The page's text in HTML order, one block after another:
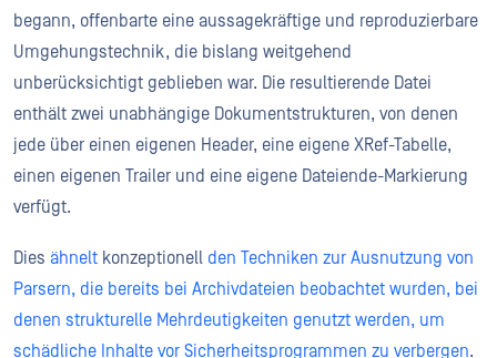
begann, offenbarte eine aussagekräftige und reproduzierbare
Umgehungstechnik, die bislang weitgehend
unberücksichtigt geblieben war. Die resultierende Datei
enthält zwei unabhängige Dokumentstrukturen, von denen
jede über einen eigenen Header, eine eigene XRef-Tabelle,
einen eigenen Trailer und eine eigene Dateiende-Markierung
verfügt.
Dies ähnelt konzeptionell den Techniken zur Ausnutzung von
Parsern, die bereits bei Archivdateien beobachtet wurden, bei
denen strukturelle Mehrdeutigkeiten genutzt werden, um
schädliche Inhalte vor Sicherheitsprogrammen zu verbergen.